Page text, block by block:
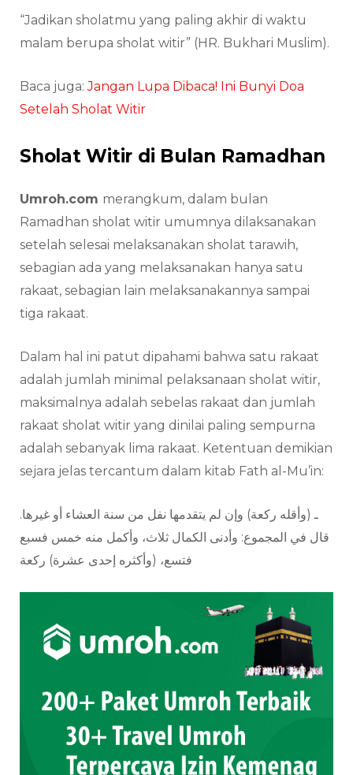
“Jadikan sholatmu yang paling akhir di waktu
malam berupa sholat witir” (HR. Bukhari Muslim).
Baca juga:Jangan Lupa Dibaca! Ini Bunyi Doa
Setelah Sholat Witir
Sholat Witir di Bulan Ramadhan
Umroh.com merangkum, dalam bulan
Ramadhan sholat witir umumnya dilaksanakan
setelah selesai melaksanakan sholat tarawih,
sebagian ada yang melaksanakan hanya satu
rakaat, sebagian lain melaksanakannya sampai
tiga rakaat.
Dalam hal ini patut dipahami bahwa satu rakaat
adalah jumlah minimal pelaksanaan sholat witir,
maksimalnya adalah sebelas rakaat dan jumlah
rakaat sholat witir yang dinilai paling sempurna
adalah sebanyak lima rakaat. Ketentuan demikian
sejara jelas tercantum dalam kitab Fath al-Mu’in:
ـ (وأقله ركعة) وإن لم يتقدمها نفل من سنة العشاء أو غيرها.
قال في المجموع: وأدنى الكمال ثلاث، وأكمل منه خمس فسبع
فتسع، (وأكثره إحدى عشرة) ركعة